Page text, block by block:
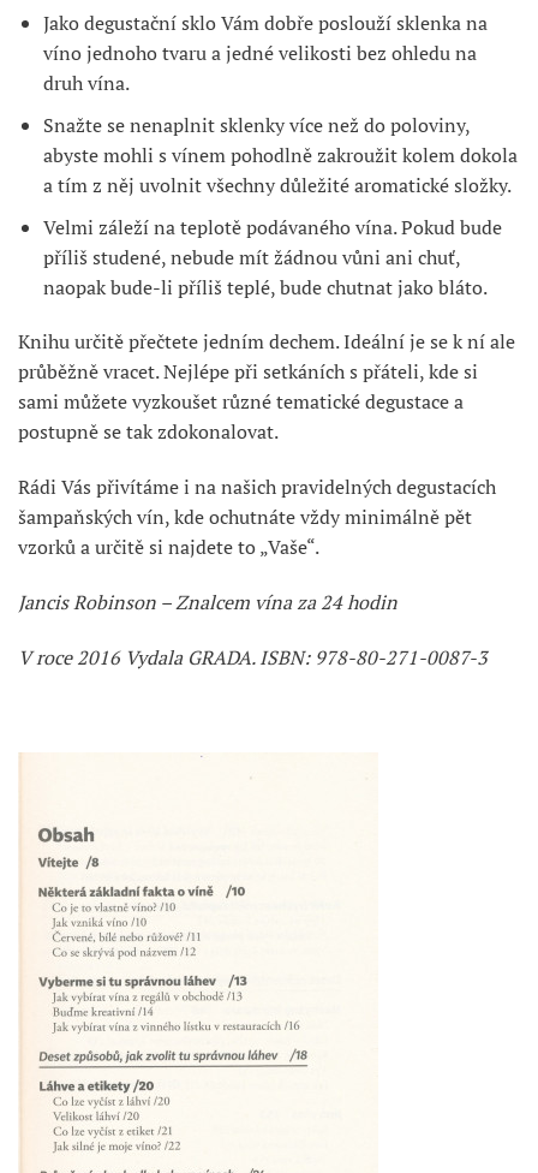
Jako degustační sklo Vám dobře poslouží sklenka na
víno jednoho tvaru a jedné velikosti bez ohledu na
druh vína.
Snažte se nenaplnit sklenky více než do poloviny,
abyste mohli s vínem pohodlně zakroužit kolem dokola
a tím z něj uvolnit všechny důležité aromatické složky.
Velmi záleží na teplotě podávaného vína. Pokud bude
příliš studené, nebude mít žádnou vůni ani chuť,
naopak bude-li příliš teplé, bude chutnat jako bláto.
Knihu určitě přečtete jedním dechem. Ideální je se k ní ale
průběžně vracet. Nejlépe při setkáních s přáteli, kde si
sami můžete vyzkoušet různé tematické degustace a
postupně se tak zdokonalovat.
Rádi Vás přivítáme i na našich pravidelných degustacích
šampaňských vín, kde ochutnáte vždy minimálně pět
vzorků a určitě si najdete to „Vaše“.
Jancis Robinson – Znalcem vína za 24 hodin
V roce 2016 Vydala GRADA. ISBN: 978-80-271-0087-3